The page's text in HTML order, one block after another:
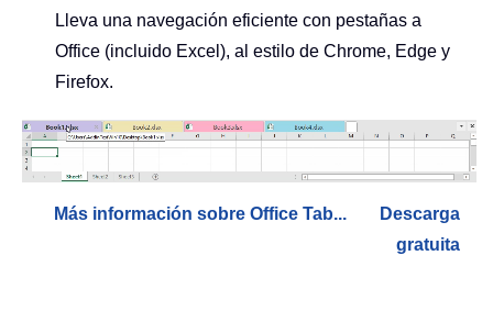
Lleva una navegación eficiente con pestañas a
Office (incluido Excel), al estilo de Chrome, Edge y
Firefox.
Más información sobre Office Tab...
Descarga
gratuita